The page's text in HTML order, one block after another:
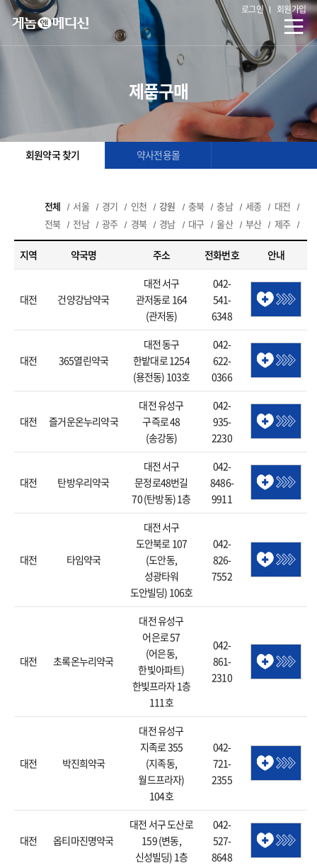
로그인 회원가입
제품구매
회원약국 찾기 약사전용몰
전체 서울 경기 인천 강원 충북 충남 세종
대전
전북
전남 광주 경북 경남 대구 울산 부산 제주
지역 약국명 주소 전화번호 안내
대전 건양강남약국
대전 서구
관저동로 164
(관저동)
042-
541-
6348
대전 365열린약국
대전 동구
한밭대로 1254
(용전동) 103호
042-
622-
0366
대전 즐거운온누리약국
대전 유성구
구즉로 48
(송강동)
042-
935-
2230
대전 탄방우리약국
대전 서구
문정로48번길
70 (탄방동) 1층
042-
8486-
9911
대전 타임약국
대전 서구
도안북로 107
(도안동,
성광타워
도안빌딩) 106호
042-
826-
7552
대전 초록온누리약국
대전 유성구
어은로 57
(어은동,
한빛아파트)
한빛프라자 1층
111호
042-
861-
2310
대전 박진희약국
대전 유성구
지족로 355
(지족동,
월드프라자)
104호
042-
721-
2355
대전 옵티마진명약국
대전 서구 도산로
159 (변동,
신성빌딩) 1층
042-
527-
8648